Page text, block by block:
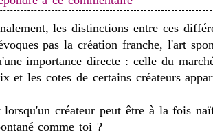
les distinctions entre ces
pas la création franche, l'art
importance directe : celle du
et les cotes de certains créateurs
lorsqu'un créateur peut être à la fois
comme toi ?